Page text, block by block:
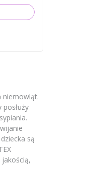
niemowląt.
są
jakością,